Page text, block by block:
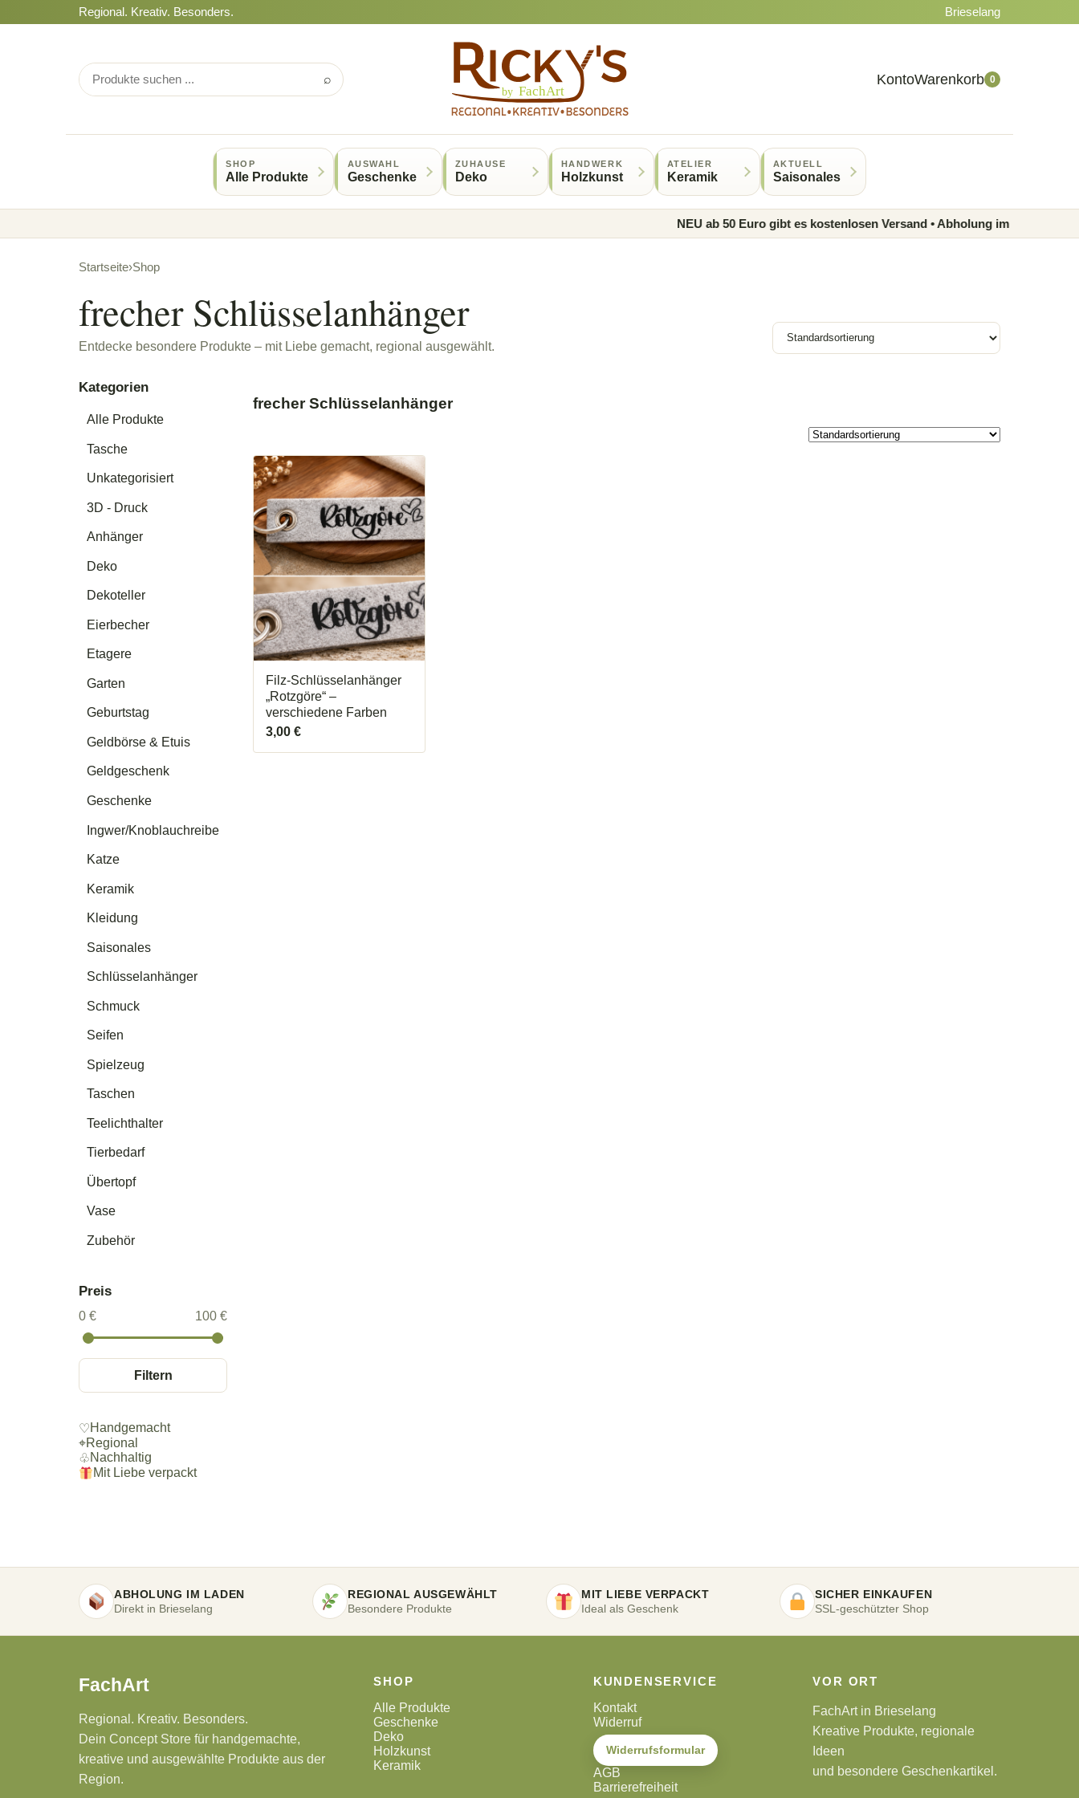
Regional. Kreativ. Besonders. Brieselang
⌕ KontoWarenkorb 0
SHOP
Alle Produkte
AUSWAHL
Geschenke
ZUHAUSE
Deko
HANDWERK
Holzkunst
ATELIER
Keramik
AKTUELL
Saisonales
NEU ab 50 Euro gibt es kostenlosen Versand • Abholung im Laden möglich
Startseite›Shop
frecher Schlüsselanhänger
Entdecke besondere Produkte – mit Liebe gemacht, regional ausgewählt.
Kategorien
Alle Produkte
Tasche
Unkategorisiert
3D - Druck
Anhänger
Deko
Dekoteller
Eierbecher
Etagere
Garten
Geburtstag
Geldbörse & Etuis
Geldgeschenk
Geschenke
Ingwer/Knoblauchreibe
Katze
Keramik
Kleidung
Saisonales
Schlüsselanhänger
Schmuck
Seifen
Spielzeug
Taschen
Teelichthalter
Tierbedarf
Übertopf
Vase
Zubehör
Preis
0 € 100 €
Filtern
♡Handgemacht
⌖Regional
♧Nachhaltig
Mit Liebe verpackt
frecher Schlüsselanhänger
Filz-Schlüsselanhänger
„Rotzgöre“ –
verschiedene Farben
3,00€
ABHOLUNG IM LADEN
Direkt in Brieselang
REGIONAL AUSGEWÄHLT
Besondere Produkte
MIT LIEBE VERPACKT
Ideal als Geschenk
SICHER EINKAUFEN
SSL-geschützter Shop
FachArt
Regional. Kreativ. Besonders.
Dein Concept Store für handgemachte,
kreative und ausgewählte Produkte aus der
Region.
SHOP
Alle Produkte
Geschenke
Deko
Holzkunst
Keramik
KUNDENSERVICE
Kontakt
Widerruf
Widerrufsformular
AGB
Barrierefreiheit
VOR ORT
FachArt in Brieselang
Kreative Produkte, regionale
Ideen
und besondere Geschenkartikel.